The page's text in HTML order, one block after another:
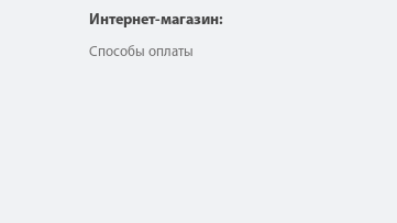
Интернет-магазин:
Способы оплаты